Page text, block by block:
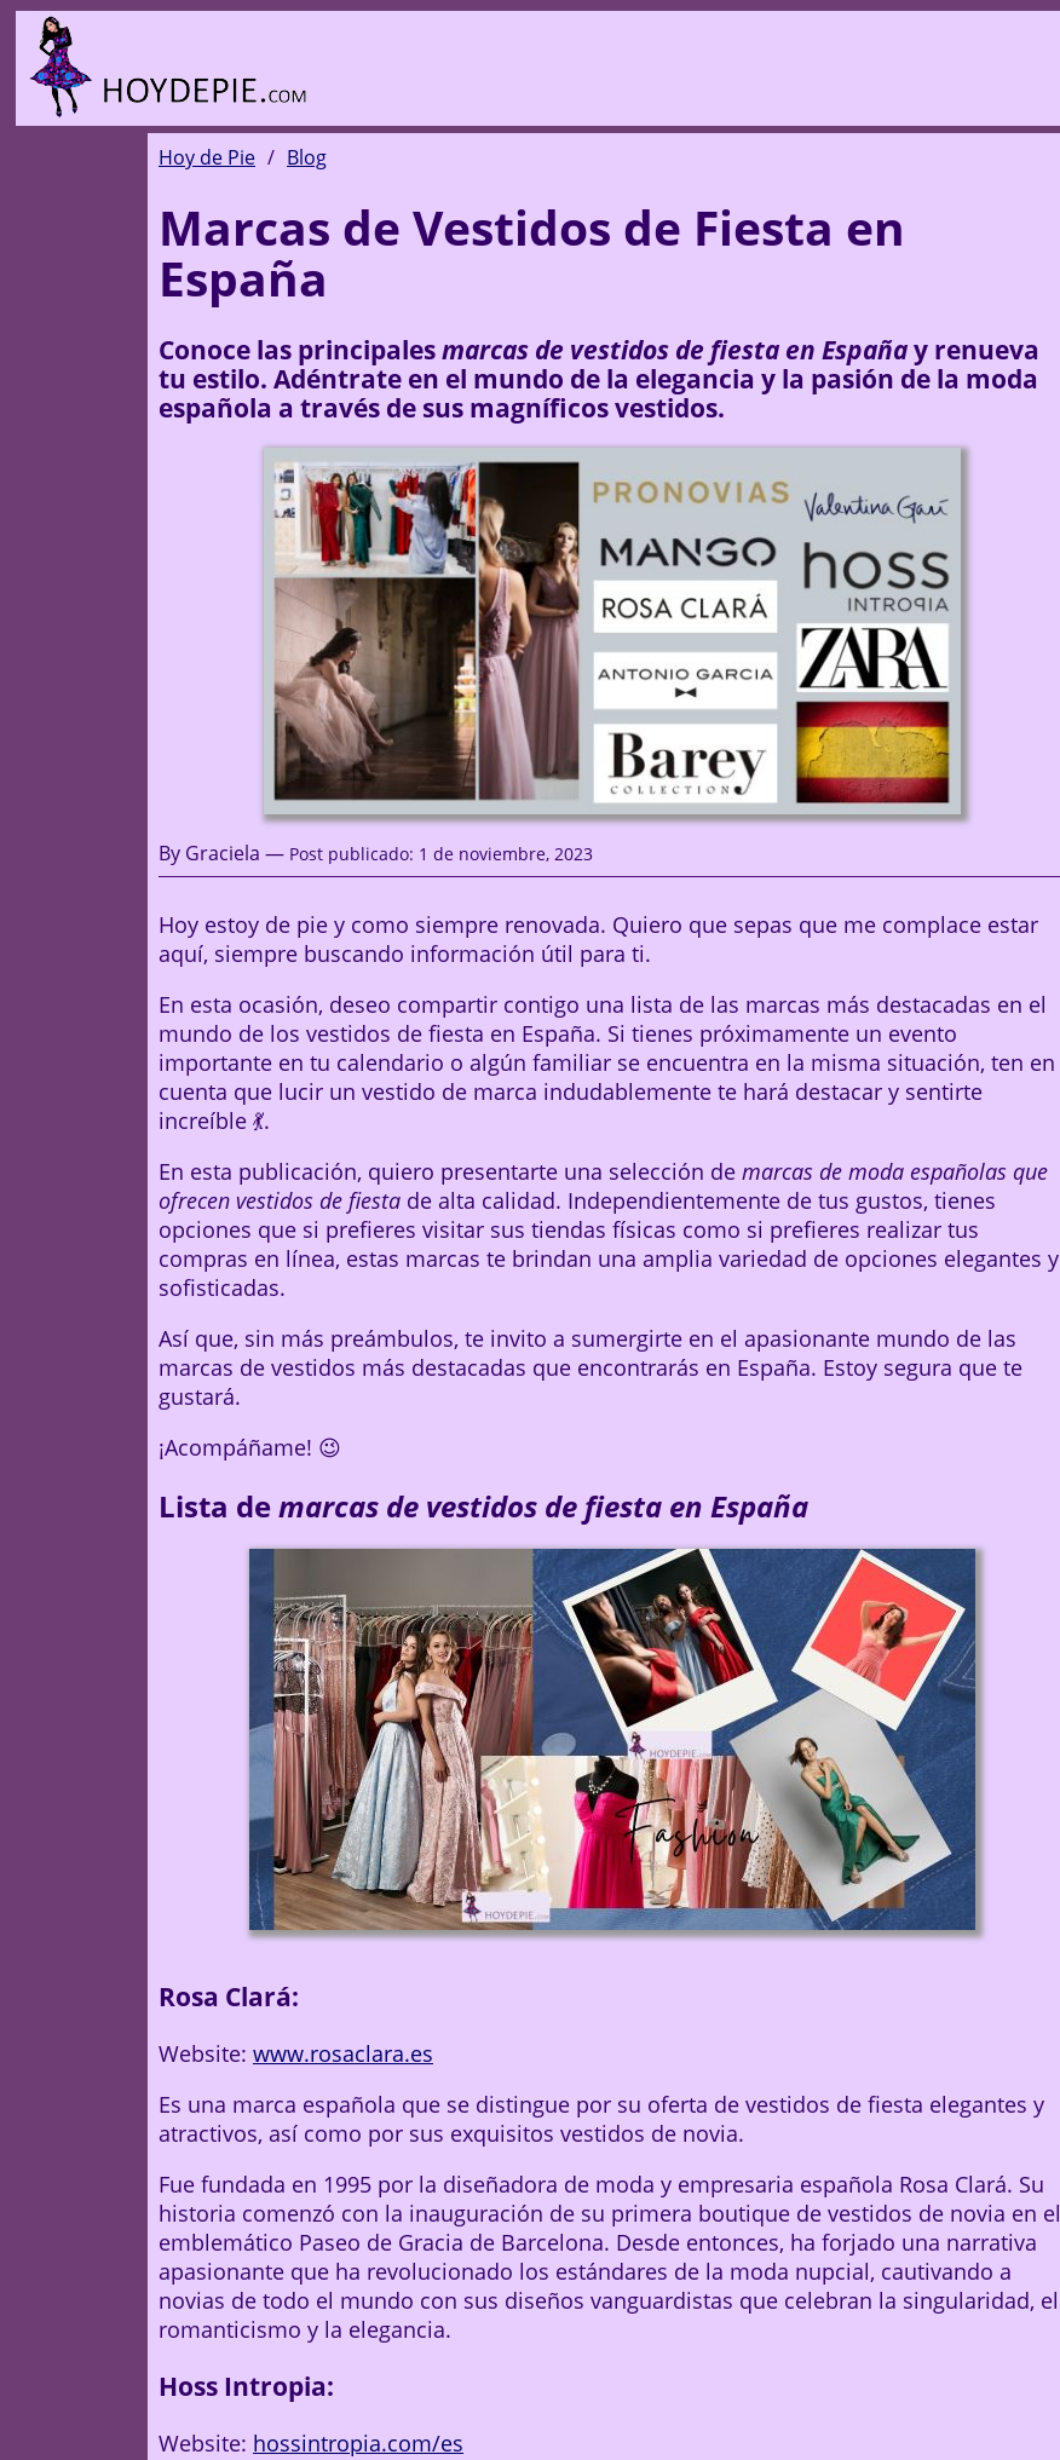
Hoy de Pie Blog
Marcas de Vestidos de Fiesta en
España
Conoce las principalesmarcas de vestidos de fiesta en Españay renueva
tu estilo. Adéntrate en el mundo de la elegancia y la pasión de la moda
española a través de sus magníficos vestidos.
By Graciela — Post publicado: 1 de noviembre, 2023
Hoy estoy de pie y como siempre renovada. Quiero que sepas que me complace estar
aquí, siempre buscando información útil para ti.
En esta ocasión, deseo compartir contigo una lista de las marcas más destacadas en el
mundo de los vestidos de fiesta en España. Si tienes próximamente un evento
importante en tu calendario o algún familiar se encuentra en la misma situación, ten en
cuenta que lucir un vestido de marca indudablemente te hará destacar y sentirte
increíble 💃.
En esta publicación, quiero presentarte una selección de marcas de moda españolas que
ofrecen vestidos de fiesta de alta calidad. Independientemente de tus gustos, tienes
opciones que si prefieres visitar sus tiendas físicas como si prefieres realizar tus
compras en línea, estas marcas te brindan una amplia variedad de opciones elegantes y
sofisticadas.
Así que, sin más preámbulos, te invito a sumergirte en el apasionante mundo de las
marcas de vestidos más destacadas que encontrarás en España. Estoy segura que te
gustará.
¡Acompáñame! 😉
Lista demarcas de vestidos de fiesta en España
Rosa Clará:
Website: www.rosaclara.es
Es una marca española que se distingue por su oferta de vestidos de fiesta elegantes y
atractivos, así como por sus exquisitos vestidos de novia.
Fue fundada en 1995 por la diseñadora de moda y empresaria española Rosa Clará. Su
historia comenzó con la inauguración de su primera boutique de vestidos de novia en el
emblemático Paseo de Gracia de Barcelona. Desde entonces, ha forjado una narrativa
apasionante que ha revolucionado los estándares de la moda nupcial, cautivando a
novias de todo el mundo con sus diseños vanguardistas que celebran la singularidad, el
romanticismo y la elegancia.
Hoss Intropia:
Website: hossintropia.com/es